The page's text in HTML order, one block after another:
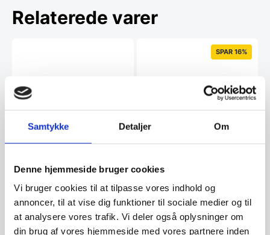
Samtykke Detaljer Om
Denne hjemmeside bruger cookies
Vi bruger cookies til at tilpasse vores indhold og
annoncer, til at vise dig funktioner til sociale medier og til
at analysere vores trafik. Vi deler også oplysninger om
din brug af vores hjemmeside med vores partnere inden
Relaterede varer
Miyabi 5000MCD
Miyabi giver dig det perfekte
snit.Gyutoh er en kokkekniv og
bruges primært til…
SPAR 16%
Kokkekniv 20 cm – Yaxell
Kokkekniv 20 cm, Yaxell
RANSerien: RAN er et skridt op i